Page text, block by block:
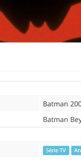
Batman
Batman
Série TV